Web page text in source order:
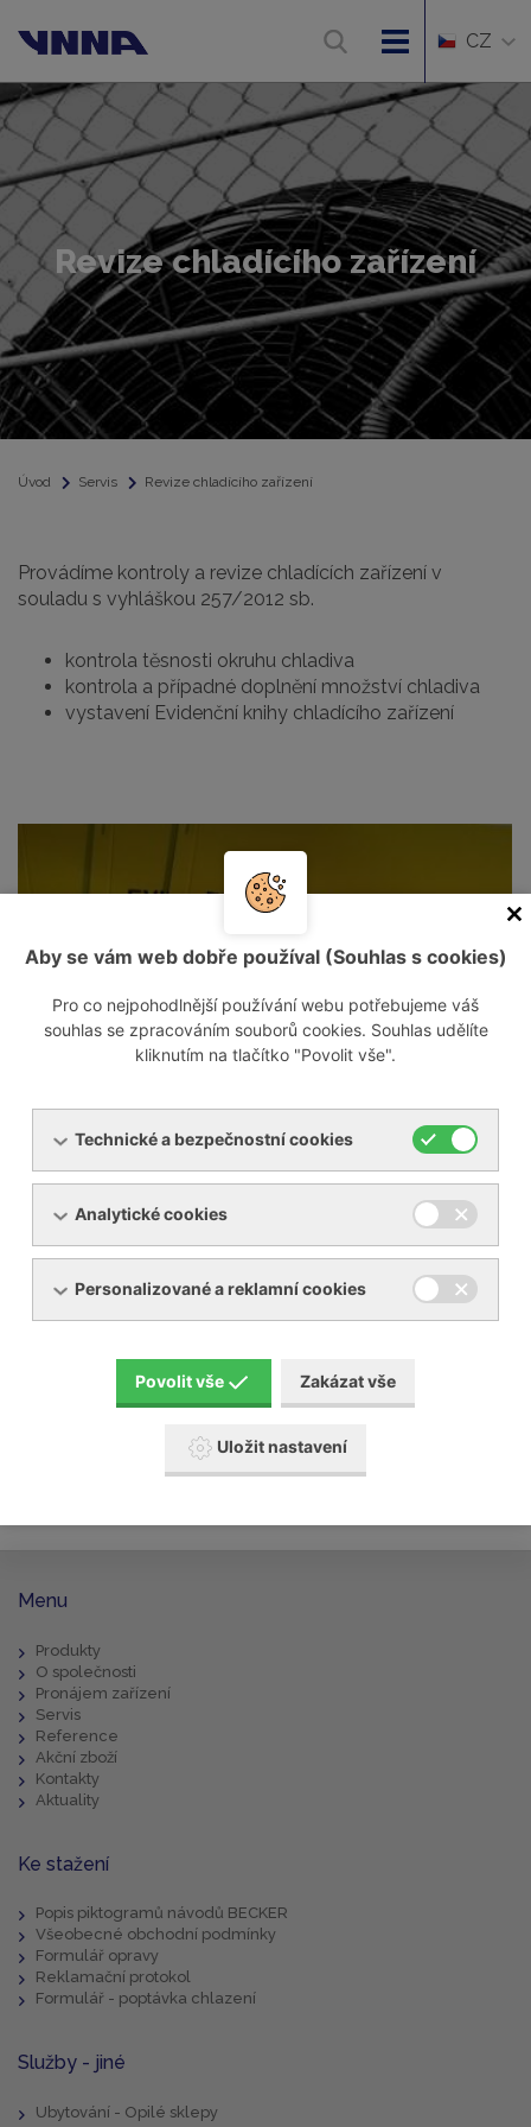
CZ
Revize chladícího zařízení
Úvod Servis Revize chladícího zařízení
Provádíme kontroly a revize chladících zařízení v
souladu s vyhláškou 257/2012 sb.
kontrola těsnosti okruhu chladiva
kontrola a případné doplnění množství chladiva
vystavení Evidenční knihy chladícího zařízení
Servis dmychadel, vývěv
Servis kompresorů
Servis sušiček a filtrů stlačených plynů
Revize chladícího zařízení
Menu
Produkty
O společnosti
Pronájem zařízení
Servis
Reference
Akční zboží
Kontakty
Aktuality
Ke stažení
Popis piktogramů návodů BECKER
Všeobecné obchodní podmínky
Formulář opravy
Reklamační protokol
Formulář - poptávka chlazení
Služby - jiné
Ubytování - Opilé sklepy
Aby se vám web dobře používal (Souhlas s cookies)
Pro co nejpohodlnější používání webu potřebujeme váš
souhlas se zpracováním souborů cookies. Souhlas udělíte
kliknutím na tlačítko "Povolit vše".
Technické a bezpečnostní cookies
Analytické cookies
Personalizované a reklamní cookies
Povolit vše Zakázat vše
Uložit nastavení